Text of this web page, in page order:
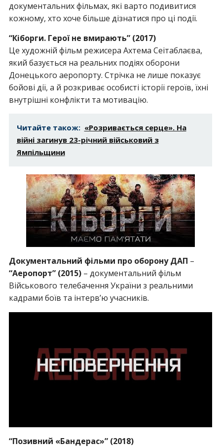
документальних фільмах, які варто подивитися
кожному, хто хоче більше дізнатися про ці події.
“Кіборги. Герої не вмирають” (2017)
Це художній фільм режисера Ахтема Сеітаблаєва,
який базується на реальних подіях оборони
Донецького аеропорту. Стрічка не лише показує
бойові дії, а й розкриває особисті історії героїв, їхні
внутрішні конфлікти та мотивацію.
Читайте також: «Розривається серце». На
війні загинув 23-річний військовий з
Ямпільщини
Документальний фільми про оборону ДАП –
“Аеропорт” (2015)– документальний фільм
Військового телебачення України з реальними
кадрами боїв та інтерв’ю учасників.
“Позивний «Бандерас»” (2018)